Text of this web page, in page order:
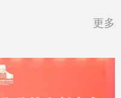
更多